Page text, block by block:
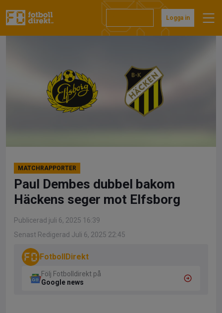
till
Logga in
MATCHRAPPORTER
Paul Dembes dubbel bakom
Häckens seger mot Elfsborg
Publicerad juli 6, 2025 16:39
Senast Redigerad Juli 6, 2025 22:45
FotbollDirekt
Följ Fotbolldirekt på
Google news